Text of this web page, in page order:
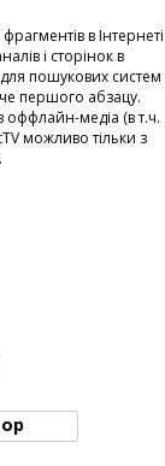
в Інтернеті
і сторінок в
пошукових систем
першого абзацу.
оффлайн-медіа (в т.ч.
можливо тільки з